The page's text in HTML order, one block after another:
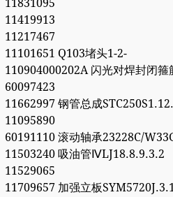
11831095
11419913
11217467
11101651 Q103堵头1-2-
110904000202A 闪光对焊封闭箍
60097423
11662997 钢管总成
11095890
60191110 滚动轴承23228C/
11503240 吸油管ⅣLJ18.8.9.3.2
11529065
11709657 加强立板